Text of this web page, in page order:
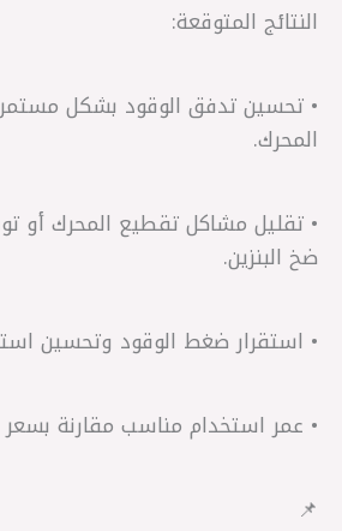
النتائج المتوقعة:
• تحسين تدفق الوقود بشكل مستمر
المحرك.
• تقليل مشاكل تقطيع المحرك
ضخ البنزين.
• استقرار ضغط الوقود وتحسين
• عمر استخدام مناسب مقارنة
📌